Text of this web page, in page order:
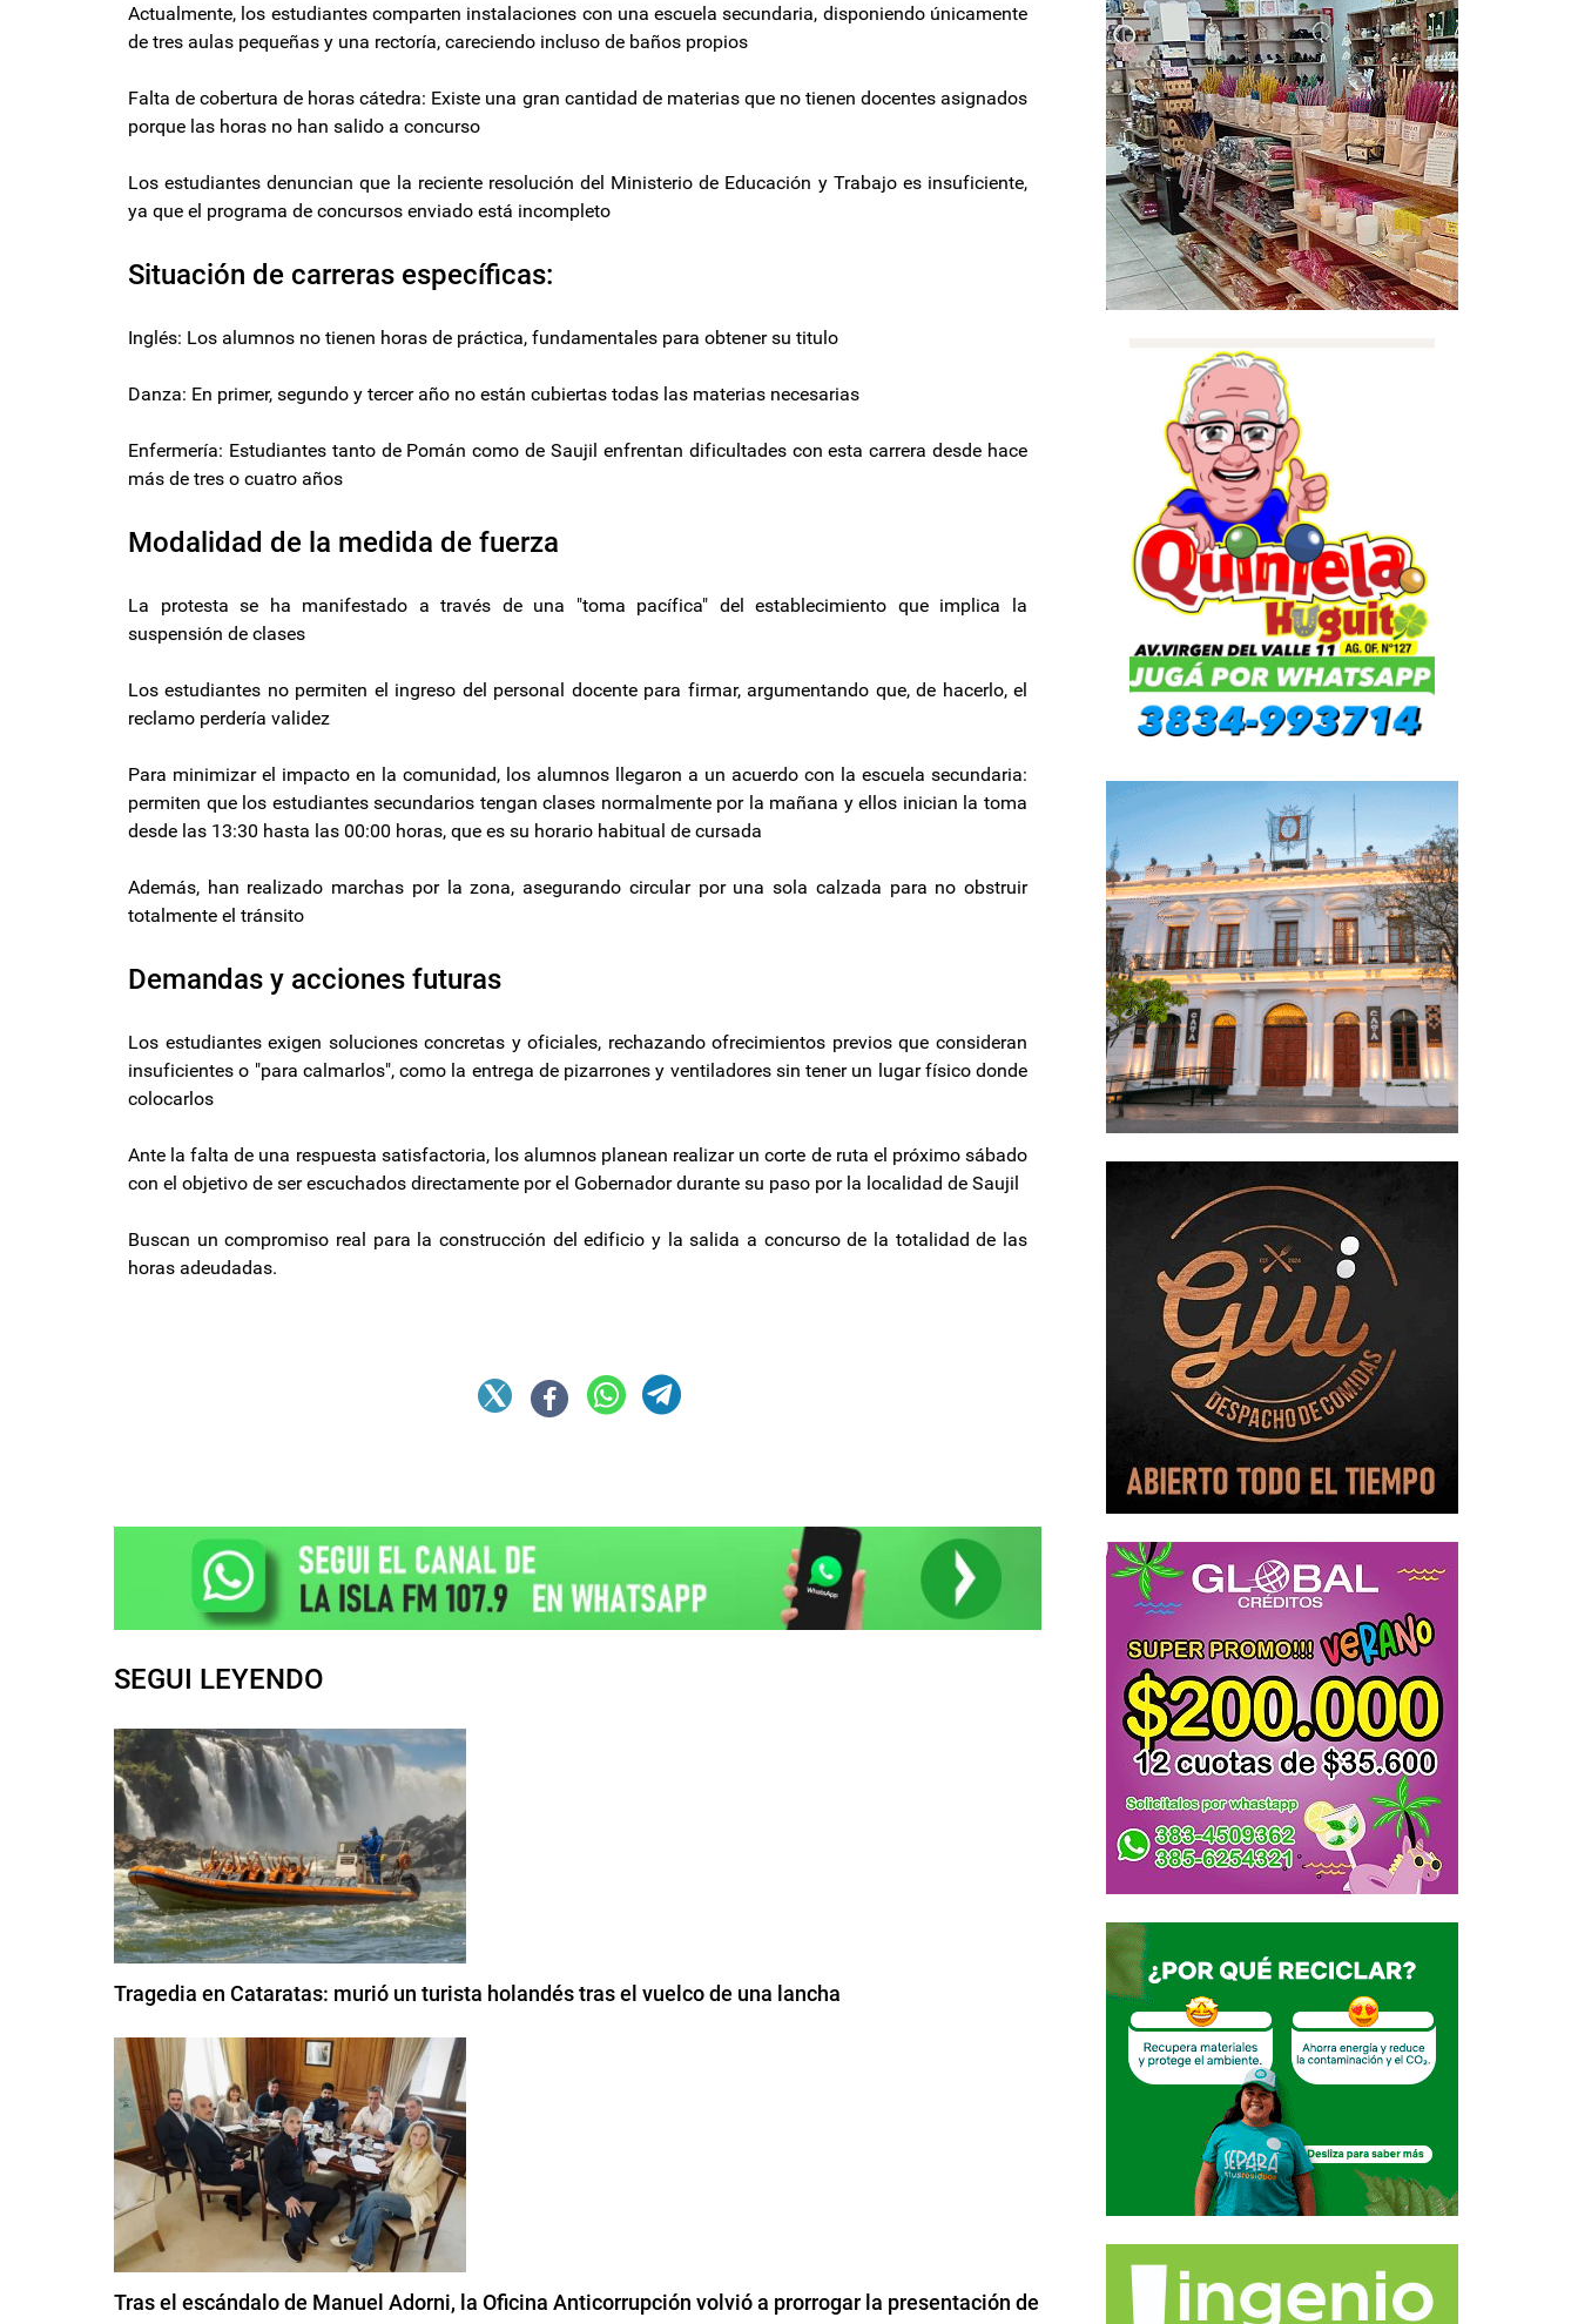
Actualmente, los estudiantes comparten instalaciones con una escuela secundaria, disponiendo únicamente
de tres aulas pequeñas y una rectoría, careciendo incluso de baños propios
Falta de cobertura de horas cátedra: Existe una gran cantidad de materias que no tienen docentes asignados
porque las horas no han salido a concurso
Los estudiantes denuncian que la reciente resolución del Ministerio de Educación y Trabajo es insuficiente,
ya que el programa de concursos enviado está incompleto
Situación de carreras específicas:
Inglés: Los alumnos no tienen horas de práctica, fundamentales para obtener su titulo
Danza: En primer, segundo y tercer año no están cubiertas todas las materias necesarias
Enfermería: Estudiantes tanto de Pomán como de Saujil enfrentan dificultades con esta carrera desde hace
más de tres o cuatro años
Modalidad de la medida de fuerza
La protesta se ha manifestado a través de una "toma pacífica" del establecimiento que implica la
suspensión de clases
Los estudiantes no permiten el ingreso del personal docente para firmar, argumentando que, de hacerlo, el
reclamo perdería validez
Para minimizar el impacto en la comunidad, los alumnos llegaron a un acuerdo con la escuela secundaria:
permiten que los estudiantes secundarios tengan clases normalmente por la mañana y ellos inician la toma
desde las 13:30 hasta las 00:00 horas, que es su horario habitual de cursada
Además, han realizado marchas por la zona, asegurando circular por una sola calzada para no obstruir
totalmente el tránsito
Demandas y acciones futuras
Los estudiantes exigen soluciones concretas y oficiales, rechazando ofrecimientos previos que consideran
insuficientes o "para calmarlos", como la entrega de pizarrones y ventiladores sin tener un lugar físico donde
colocarlos
Ante la falta de una respuesta satisfactoria, los alumnos planean realizar un corte de ruta el próximo sábado
con el objetivo de ser escuchados directamente por el Gobernador durante su paso por la localidad de Saujil
Buscan un compromiso real para la construcción del edificio y la salida a concurso de la totalidad de las
horas adeudadas.
SEGUI LEYENDO
Tragedia en Cataratas: murió un turista holandés tras el vuelco de una lancha
Tras el escándalo de Manuel Adorni, la Oficina Anticorrupción volvió a prorrogar la presentación de